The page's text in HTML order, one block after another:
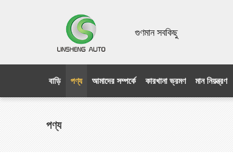
গুণমান সবকিছু
বাড়ি পণ্য আমাদের সম্পর্কে কারখানা ভ্রমণ মান নিয়ন্ত্রণ
পণ্য